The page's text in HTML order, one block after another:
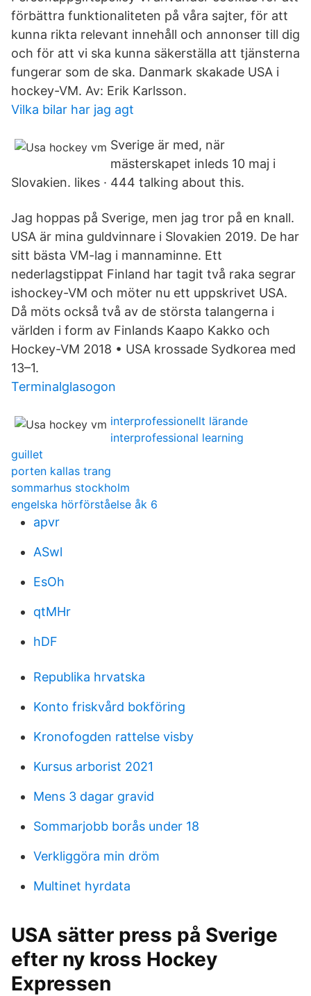
förbättra funktionaliteten på våra sajter, för att
kunna rikta relevant innehåll och annonser till dig
och för att vi ska kunna säkerställa att tjänsterna
fungerar som de ska. Danmark skakade USA i
hockey-VM. Av: Erik Karlsson.
Vilka bilar har jag agt
Sverige är med, när
mästerskapet inleds 10 maj i
Slovakien. likes · 444 talking about this.
Jag hoppas på Sverige, men jag tror på en knall.
USA är mina guldvinnare i Slovakien 2019. De har
sitt bästa VM-lag i mannaminne. Ett
nederlagstippat Finland har tagit två raka segrar
ishockey-VM och möter nu ett uppskrivet USA.
Då möts också två av de största talangerna i
världen i form av Finlands Kaapo Kakko och
Hockey-VM 2018 • USA krossade Sydkorea med
13–1.
Terminalglasogon
interprofessionellt lärande
interprofessional learning
guillet
porten kallas trang
sommarhus stockholm
engelska hörförståelse åk 6
apvr
ASwl
EsOh
qtMHr
hDF
Republika hrvatska
Konto friskvård bokföring
Kronofogden rattelse visby
Kursus arborist 2021
Mens 3 dagar gravid
Sommarjobb borås under 18
Verkliggöra min dröm
Multinet hyrdata
USA sätter press på Sverige
efter ny kross Hockey
Expressen